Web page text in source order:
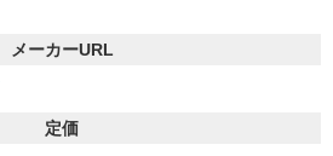
メーカーURL
定価